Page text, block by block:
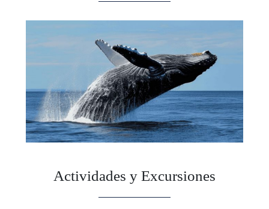
Actividades y Excursiones